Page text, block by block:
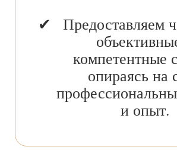
Предоставляем
компетентные
опираясь на
и опыт.